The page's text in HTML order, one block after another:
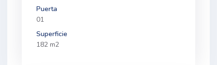
Puerta
01
Superficie
182 m2